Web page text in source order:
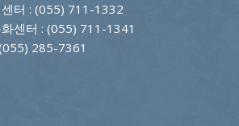
터 : (055) 711-1332
센터 : (055) 711-1341
285-7361